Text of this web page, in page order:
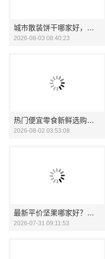
城市散装饼干哪家好，零食大明星口碑出众
2026-08-03 08:40:23
热门便宜零食新鲜选购，零食大明星不容错过
2026-08-02 03:53:08
最新平价坚果哪家好？零食大明星自然原物系列，健康之选
2026-07-31 09:11:53